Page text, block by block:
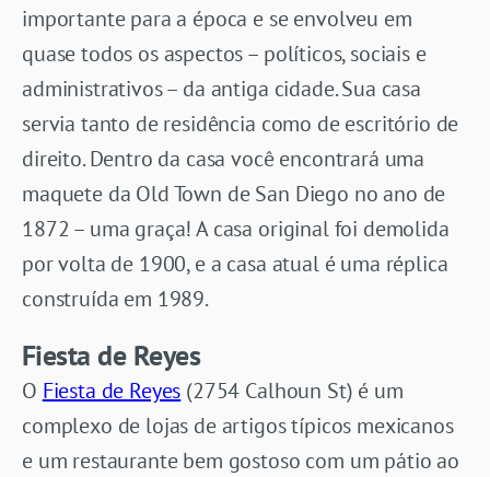
importante para a época e se envolveu em
quase todos os aspectos – políticos, sociais e
administrativos – da antiga cidade. Sua casa
servia tanto de residência como de escritório de
direito. Dentro da casa você encontrará uma
maquete da Old Town de San Diego no ano de
1872 – uma graça! A casa original foi demolida
por volta de 1900, e a casa atual é uma réplica
construída em 1989.
Fiesta de Reyes
O Fiesta de Reyes (2754 Calhoun St) é um
complexo de lojas de artigos típicos mexicanos
e um restaurante bem gostoso com um pátio ao